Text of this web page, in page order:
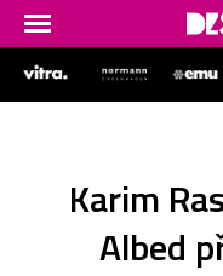
Karim
Albed